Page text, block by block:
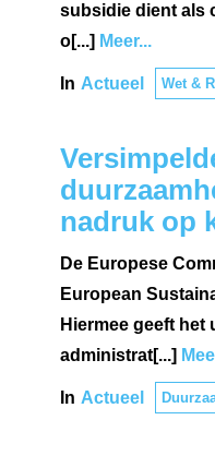
subsidie dient als
o[...] Meer...
In Actueel Wet &
nadruk op
De Europese
European
Hiermee geeft het
administrat[...]
In Actueel